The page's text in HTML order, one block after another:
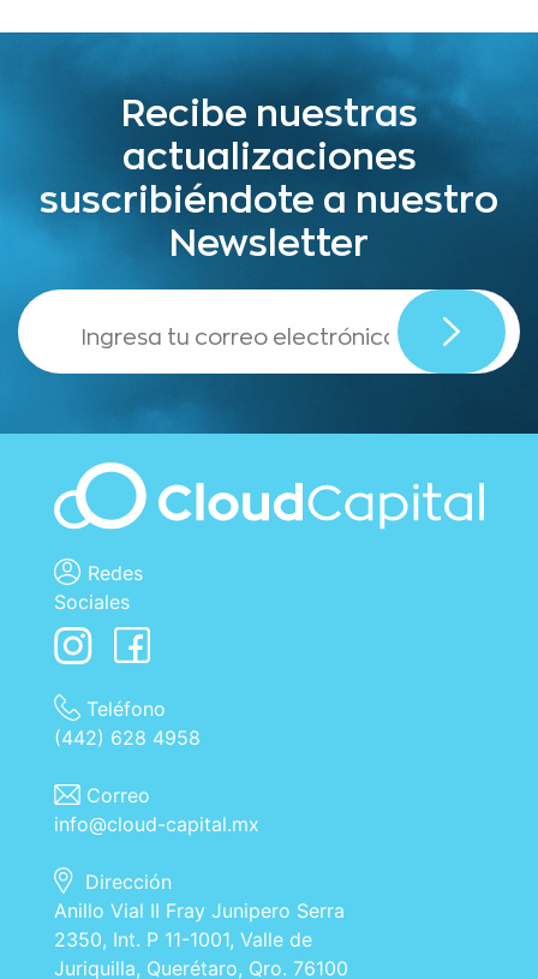
Recibe nuestras
actualizaciones
suscribiéndote a nuestro
Newsletter
,
Redes
Sociales
Teléfono
(442) 628 4958
Correo
info@cloud-capital.mx
Dirección
Anillo Vial II Fray Junipero Serra
2350, Int. P 11-1001, Valle de
Juriquilla, Querétaro, Qro. 76100